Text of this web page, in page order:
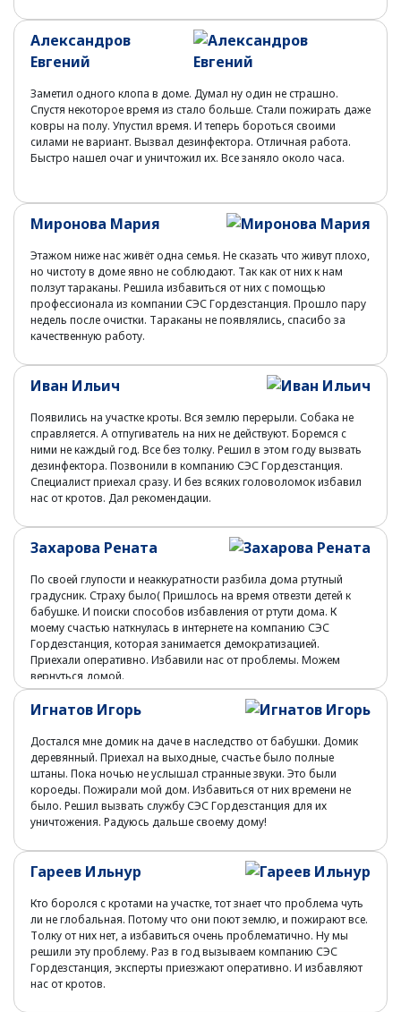
Александров
Евгений
Заметил одного клопа в доме. Думал ну один не страшно.
Спустя некоторое время из стало больше. Стали пожирать даже
ковры на полу. Упустил время. И теперь бороться своими
силами не вариант. Вызвал дезинфектора. Отличная работа.
Быстро нашел очаг и уничтожил их. Все заняло около часа.
Миронова Мария
Этажом ниже нас живёт одна семья. Не сказать что живут плохо,
но чистоту в доме явно не соблюдают. Так как от них к нам
ползут тараканы. Решила избавиться от них с помощью
профессионала из компании СЭС Гордезстанция. Прошло пару
недель после очистки. Тараканы не появлялись, спасибо за
качественную работу.
Иван Ильич
Появились на участке кроты. Вся землю перерыли. Собака не
справляется. А отпугиватель на них не действуют. Боремся с
ними не каждый год. Все без толку. Решил в этом году вызвать
дезинфектора. Позвонили в компанию СЭС Гордезстанция.
Специалист приехал сразу. И без всяких головоломок избавил
нас от кротов. Дал рекомендации.
Захарова Рената
По своей глупости и неаккуратности разбила дома ртутный
градусник. Страху было( Пришлось на время отвезти детей к
бабушке. И поиски способов избавления от ртути дома. К
моему счастью наткнулась в интернете на компанию СЭС
Гордезстанция, которая занимается демократизацией.
Приехали оперативно. Избавили нас от проблемы. Можем
вернуться домой.
Игнатов Игорь
Достался мне домик на даче в наследство от бабушки. Домик
деревянный. Приехал на выходные, счастье было полные
штаны. Пока ночью не услышал странные звуки. Это были
короеды. Пожирали мой дом. Избавиться от них времени не
было. Решил вызвать службу СЭС Гордезстанция для их
уничтожения. Радуюсь дальше своему дому!
Гареев Ильнур
Кто боролся с кротами на участке, тот знает что проблема чуть
ли не глобальная. Потому что они поют землю, и пожирают все.
Толку от них нет, а избавиться очень проблематично. Ну мы
решили эту проблему. Раз в год вызываем компанию СЭС
Гордезстанция, эксперты приезжают оперативно. И избавляют
нас от кротов.